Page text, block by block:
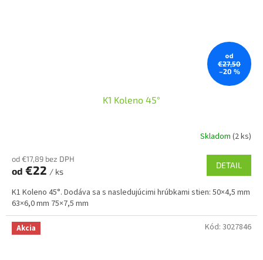
od
€27,50
–20 %
K1 Koleno 45°
Skladom (2 ks)
od €17,89 bez DPH
od €22 / ks
DETAIL
K1 Koleno 45°. Dodáva sa s nasledujúcimi hrúbkami stien: 50×4,5 mm
63×6,0 mm 75×7,5 mm
Akcia Kód: 3027846